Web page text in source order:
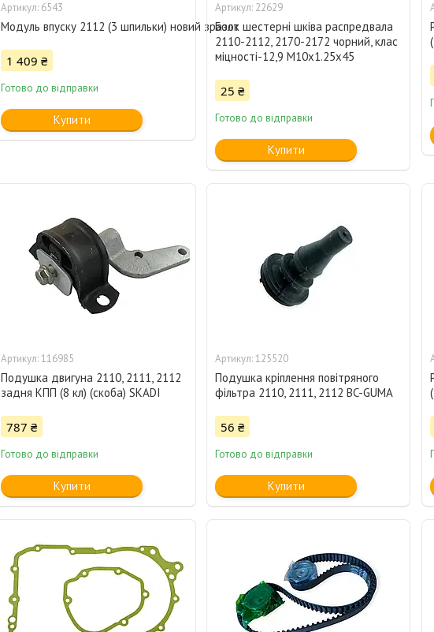
6543
Модуль впуску 2112 (3 шпильки) новий зразок
1 409 ₴
Готово до відправки
Купити
22629
Болт шестерні шківа распредвала
2110-2112, 2170-2172 чорний, клас
міцності-12,9 М10х1.25х45
25 ₴
Готово до відправки
Купити
116985
Подушка двигуна 2110, 2111, 2112
задня КПП (8 кл) (скоба) SKADI
787 ₴
Готово до відправки
Купити
125520
Подушка кріплення повітряного
фільтра 2110, 2111, 2112 BC-GUMA
56 ₴
Готово до відправки
Купити